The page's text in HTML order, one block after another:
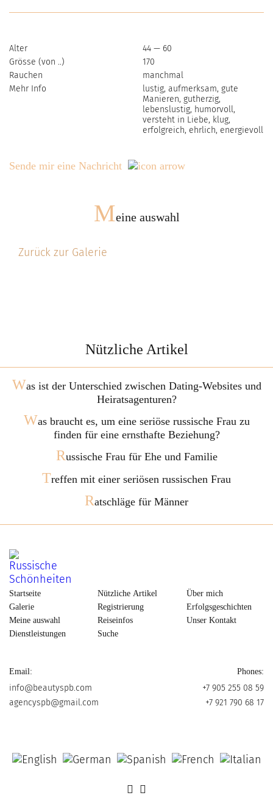
Alter
44 — 60
Grösse (von ..)
170
Rauchen
manchmal
Mehr Info
lustig, aufmerksam, gute
Manieren, gutherzig,
lebenslustig, humorvoll,
versteht in Liebe, klug,
erfolgreich, ehrlich, energievoll
Sende mir eine Nachricht
Meine auswahl
Zurück zur Galerie
Nützliche Artikel
Was ist der Unterschied zwischen Dating-Websites und
Heiratsagenturen?
Was braucht es, um eine seriöse russische Frau zu
finden für eine ernsthafte Beziehung?
Russische Frau für Ehe und Familie
Treffen mit einer seriösen russischen Frau
Ratschläge für Männer
Startseite
Galerie
Meine auswahl
Dienstleistungen
Nützliche Artikel
Registrierung
Reiseinfos
Suche
Über mich
Erfolgsgeschichten
Unser Kontakt
Email:
info@beautyspb.com
agencyspb@gmail.com
Phones:
+7 905 255 08 59
+7 921 790 68 17